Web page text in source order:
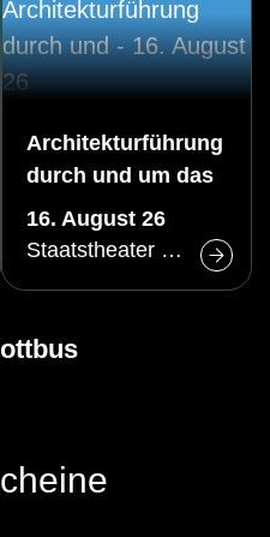
Architekturführung
durch und um das
Große Haus des
Staatstheaters
16. August 26
Staatstheater Cottbus